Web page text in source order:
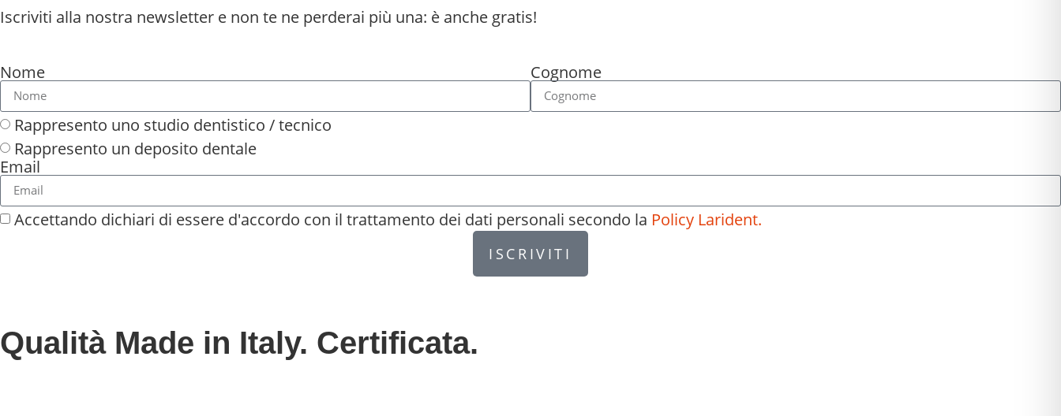
Iscriviti alla nostra newsletter e non te ne perderai più una: è anche gratis!
Nome Cognome
Rappresento uno studio dentistico / tecnico
Rappresento un deposito dentale
Email
Accettando dichiari di essere d'accordo con il trattamento dei dati personali secondo la Policy Larident.
ISCRIVITI
Qualità Made in Italy. Certificata.